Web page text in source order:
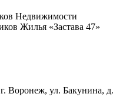
Недвижимости
Жилья «Застава 47»
Воронеж, ул. Бакунина, д.